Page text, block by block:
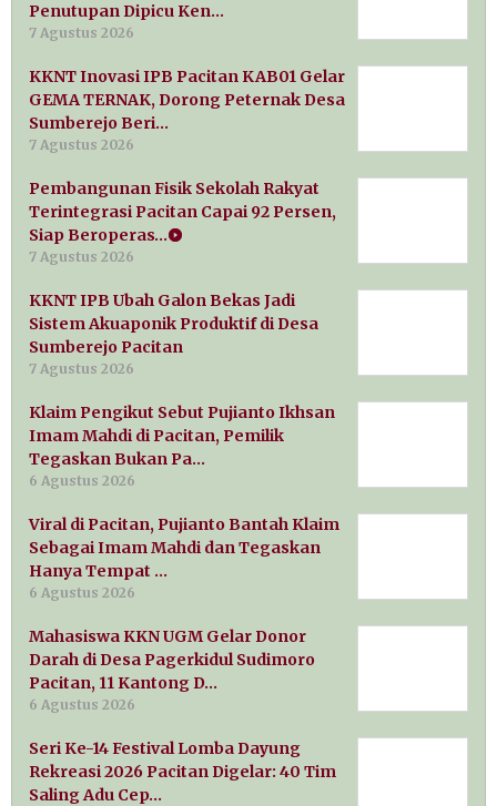
Penutupan Dipicu Ken…
7 Agustus 2026
KKNT Inovasi IPB Pacitan KAB01 Gelar
GEMA TERNAK, Dorong Peternak Desa
Sumberejo Beri…
7 Agustus 2026
Pembangunan Fisik Sekolah Rakyat
Terintegrasi Pacitan Capai 92 Persen,
Siap Beroperas…
7 Agustus 2026
KKNT IPB Ubah Galon Bekas Jadi
Sistem Akuaponik Produktif di Desa
Sumberejo Pacitan
7 Agustus 2026
Klaim Pengikut Sebut Pujianto Ikhsan
Imam Mahdi di Pacitan, Pemilik
Tegaskan Bukan Pa…
6 Agustus 2026
Viral di Pacitan, Pujianto Bantah Klaim
Sebagai Imam Mahdi dan Tegaskan
Hanya Tempat …
6 Agustus 2026
Mahasiswa KKN UGM Gelar Donor
Darah di Desa Pagerkidul Sudimoro
Pacitan, 11 Kantong D…
6 Agustus 2026
Seri Ke-14 Festival Lomba Dayung
Rekreasi 2026 Pacitan Digelar: 40 Tim
Saling Adu Cep…